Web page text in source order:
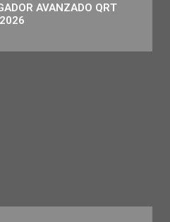
AVANZADO QRT
2026